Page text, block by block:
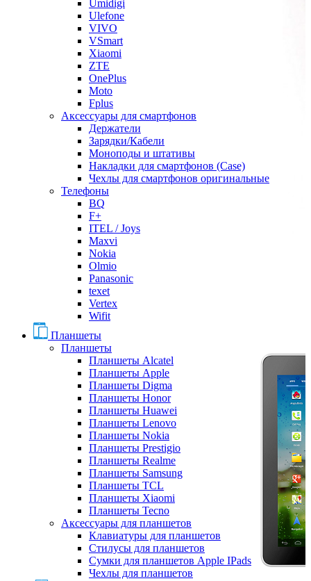
Umidigi
Ulefone
VIVO
VSmart
Xiaomi
ZTE
OnePlus
Moto
Fplus
Аксессуары для смартфонов
Держатели
Зарядки/Кабели
Моноподы и штативы
Накладки для смартфонов (Case)
Чехлы для смартфонов оригинальные
Телефоны
BQ
F+
ITEL / Joys
Maxvi
Nokia
Olmio
Panasonic
texet
Vertex
Wifit
Планшеты
Планшеты
Планшеты Alcatel
Планшеты Apple
Планшеты Digma
Планшеты Honor
Планшеты Huawei
Планшеты Lenovo
Планшеты Nokia
Планшеты Prestigio
Планшеты Realme
Планшеты Samsung
Планшеты TCL
Планшеты Xiaomi
Планшеты Tecno
Аксессуары для планшетов
Клавиатуры для планшетов
Стилусы для планшетов
Сумки для планшетов Apple IPads
Чехлы для планшетов